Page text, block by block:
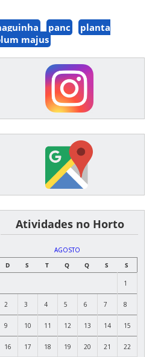
panc
planta
majus
͏ ͏ ͏ ͏ ͏ ͏Atividades no Horto
AGOSTO
D
S T Q Q S S
1
2 3 4 5 6 7 8
9 10 11 12 13 14 15
16 17 18 19 20 21 22